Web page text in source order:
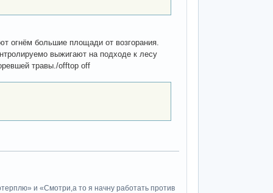
огнём большие площади от возгорания.
выжигают на подходе к лесу
травы./offtop off
и «Cмотри,а то я начну работать против